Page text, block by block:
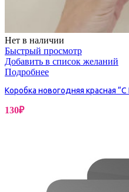
Нет в наличии
Быстрый просмотр
Добавить в список желаний
Подробнее
Коробка новогодняя красная
130₽